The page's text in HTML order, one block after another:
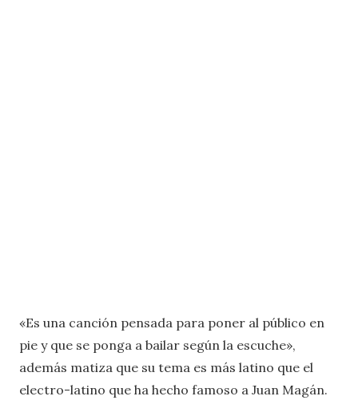
«Es una canción pensada para poner al público en
pie y que se ponga a bailar según la escuche»,
además matiza que su tema es más latino que el
electro-latino que ha hecho famoso a Juan Magán.